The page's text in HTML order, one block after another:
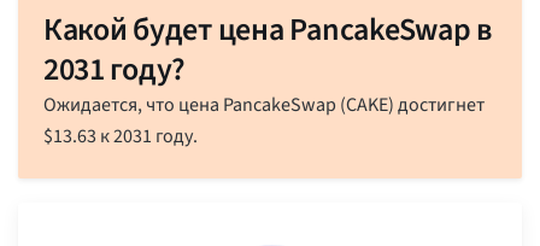
Какой будет цена PancakeSwap в
2031 году?
Ожидается, что цена PancakeSwap (CAKE) достигнет
$13.63 к 2031 году.